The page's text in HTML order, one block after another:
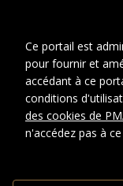
Type
Ce portail est
pour fournir et
accédant à ce
conditions
des cookies de
n'accédez pas à